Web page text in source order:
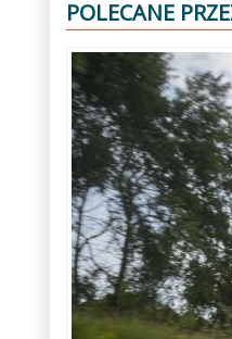
POLECANE